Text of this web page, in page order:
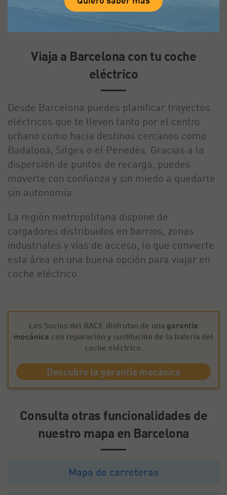
aunque la mayoría son de pago y están sujetos
a disponibilidad.
Viaja a Barcelona con tu coche
eléctrico
Desde Barcelona puedes planificar trayectos
eléctricos que te lleven tanto por el centro
urbano como hacia destinos cercanos como
Badalona, Sitges o el Penedès. Gracias a la
dispersión de puntos de recarga, puedes
moverte con confianza y sin miedo a quedarte
sin autonomía.
La región metropolitana dispone de
cargadores distribuidos en barrios, zonas
industriales y vías de acceso, lo que convierte
esta área en una buena opción para viajar en
coche eléctrico.
Los Socios del RACE disfrutan de una garantía
mecánica con reparación y sustitución de la batería del
coche eléctrico.
Descubre la garantía mecánica
Consulta otras funcionalidades de
nuestro mapa en Barcelona
Mapa de carreteras